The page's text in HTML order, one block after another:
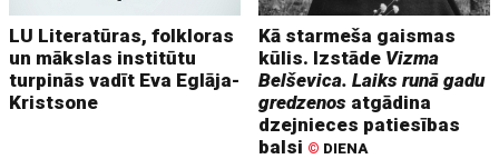
LU Literatūras, folkloras
un mākslas institūtu
turpinās vadīt Eva Eglāja-
Kristsone
Kā starmeša gaismas
kūlis. Izstāde Vizma
Belševica. Laiks runā gadu
gredzenos atgādina
dzejnieces patiesības
balsi © DIENA